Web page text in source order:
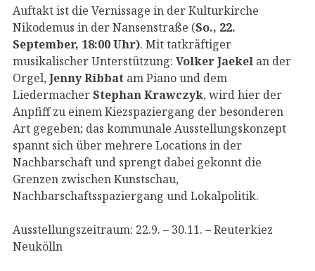
Auftakt ist die Vernissage in der Kulturkirche
Nikodemus in der Nansenstraße (So., 22.
September, 18:00 Uhr). Mit tatkräftiger
musikalischer Unterstützung: Volker Jaekel an der
Orgel, Jenny Ribbat am Piano und dem
LiedermacherStephan Krawczyk, wird hier der
Anpfiff zu einem Kiezspaziergang der besonderen
Art gegeben; das kommunale Ausstellungskonzept
spannt sich über mehrere Locations in der
Nachbarschaft und sprengt dabei gekonnt die
Grenzen zwischen Kunstschau,
Nachbarschaftsspaziergang und Lokalpolitik.
Ausstellungszeitraum: 22.9. – 30.11. – Reuterkiez
Neukölln